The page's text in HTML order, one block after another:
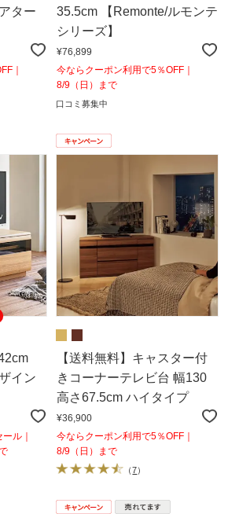
ター
｜
35.5cm 【Remonte/ルモンテ
シリーズ】
¥76,899
今ならクーポン利用で5％OFF｜
8/9（日）まで
口コミ募集中
イン
ル｜
【送料無料】キャスター付
きコーナーテレビ台 幅130
高さ67.5cm ハイタイプ
¥36,900
今ならクーポン利用で5％OFF｜
8/9（日）まで
（7）